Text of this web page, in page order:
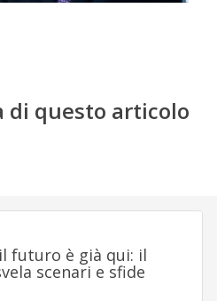
di questo articolo
futuro è già qui: il
scenari e sfide